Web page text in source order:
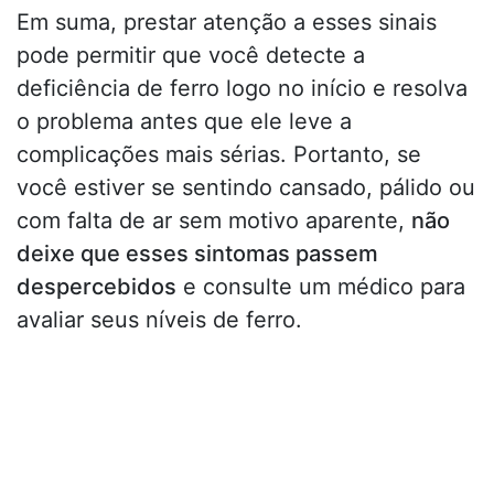
Em suma, prestar atenção a esses sinais
pode permitir que você detecte a
deficiência de ferro logo no início e resolva
o problema antes que ele leve a
complicações mais sérias. Portanto, se
você estiver se sentindo cansado, pálido ou
com falta de ar sem motivo aparente, não
deixe que esses sintomas passem
despercebidos e consulte um médico para
avaliar seus níveis de ferro.